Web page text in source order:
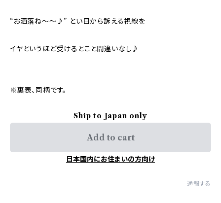
“お洒落ね〜〜♪” とい目から訴える視線を
イヤというほど受けるとこと間違いなし♪
※裏表、同柄です。
Ship to Japan only
Add to cart
日本国内にお住まいの方向け
通報する